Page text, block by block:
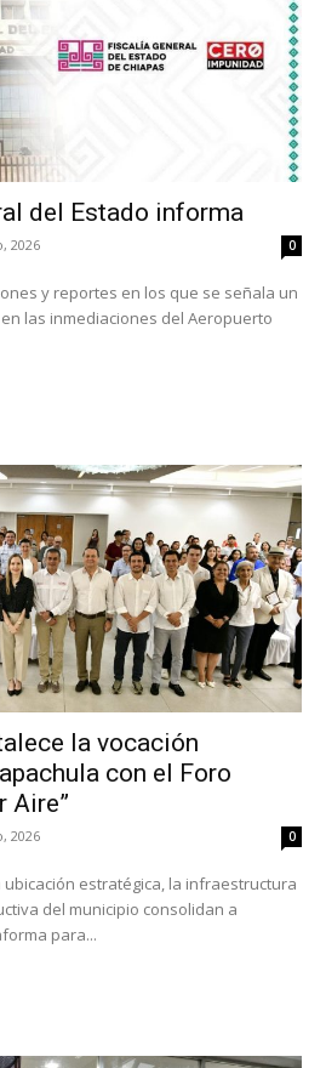
del Estado informa
2026 0
y reportes en los que se señala un
las inmediaciones del Aeropuerto
la vocación
con el Foro
Aire”
2026 0
estratégica, la infraestructura
del municipio consolidan a
para...